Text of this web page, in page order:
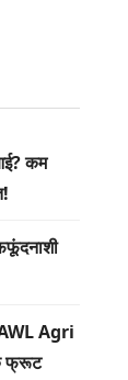
कम
Agri
फ्रूट